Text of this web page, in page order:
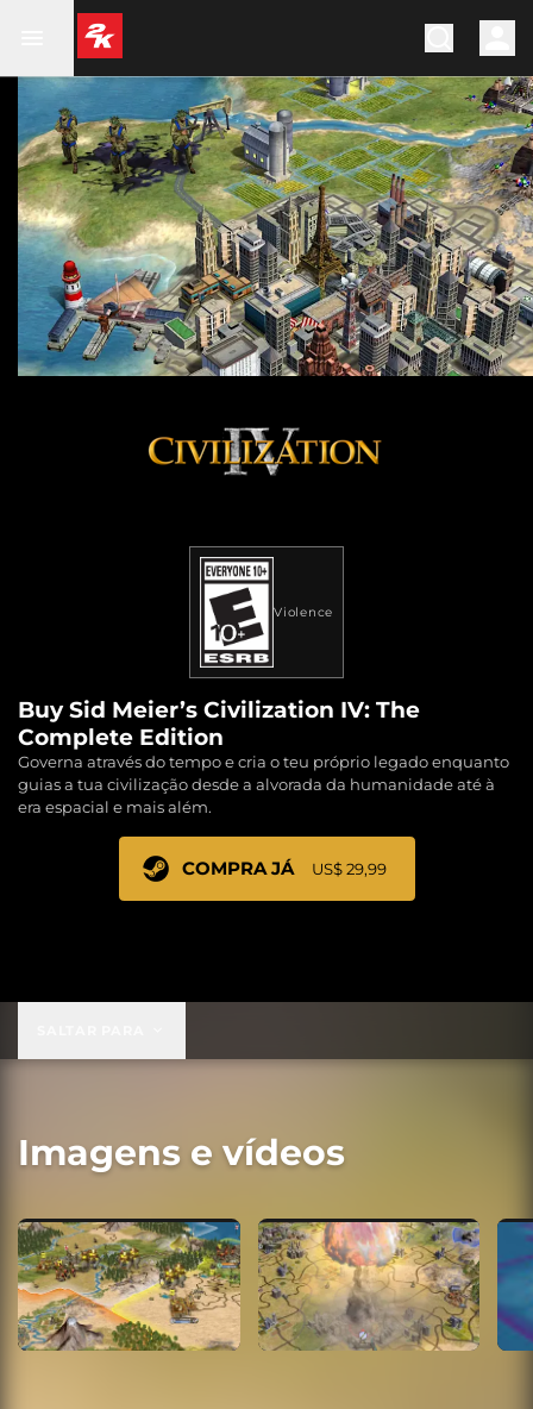
Violence
Buy Sid Meier’s Civilization IV: The
Complete Edition
Governa através do tempo e cria o teu próprio legado enquanto
guias a tua civilização desde a alvorada da humanidade até à
era espacial e mais além.
COMPRA JÁ US$ 29,99
Imagens e vídeos